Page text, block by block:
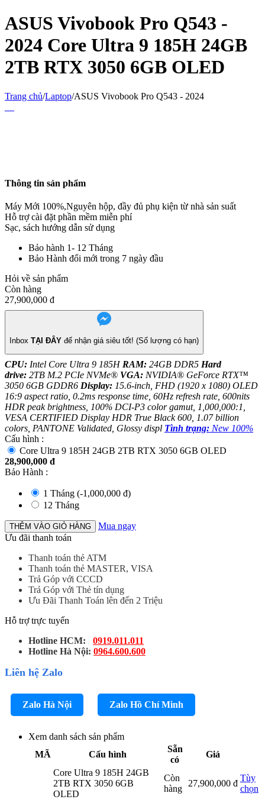
ASUS Vivobook Pro Q543 -
2024 Core Ultra 9 185H 24GB
2TB RTX 3050 6GB OLED
Trang chủ/Laptop/ASUS Vivobook Pro Q543 - 2024
Thông tin sản phẩm
Máy Mới 100%,Nguyên hộp, đầy đủ phụ kiện từ nhà sản suất
Hỗ trợ cài đặt phần mềm miễn phí
Sạc, sách hướng dẫn sử dụng
Bảo hành 1- 12 Tháng
Bảo Hành đổi mới trong 7 ngày đầu
Hỏi về sản phẩm
Còn hàng
27,900,000 đ
Inbox TẠI ĐÂY để nhận giá siêu tốt! (Số lượng có hạn)
CPU: Intel Core Ultra 9 185H RAM: 24GB DDR5 Hard
drive: 2TB M.2 PCIe NVMe® VGA: NVIDIA® GeForce RTX™
3050 6GB GDDR6 Display: 15.6-inch, FHD (1920 x 1080) OLED
16:9 aspect ratio, 0.2ms response time, 60Hz refresh rate, 600nits
HDR peak brightness, 100% DCI-P3 color gamut, 1,000,000:1,
VESA CERTIFIED Display HDR True Black 600, 1.07 billion
colors, PANTONE Validated, Glossy displ Tình trạng: New 100%
Cấu hình :
Core Ultra 9 185H 24GB 2TB RTX 3050 6GB OLED
28,900,000 đ
Bảo Hành :
1 Tháng (-1,000,000 đ)
12 Tháng
THÊM VÀO GIỎ HÀNG
Mua ngay
Ưu đãi thanh toán
Thanh toán thẻ ATM
Thanh toán thẻ MASTER, VISA
Trả Góp với CCCD
Trả Góp với Thẻ tín dụng
Ưu Đãi Thanh Toán lên đến 2 Triệu
Hỗ trợ trực tuyến
Hotline HCM: 0919.011.011
Hotline Hà Nội: 0964.600.600
Liên hệ Zalo
Zalo Hà Nội Zalo Hồ Chí Minh
Xem danh sách sản phẩm
MÃ
Cấu hình
Sẵn
có
Giá
Core Ultra 9 185H 24GB
2TB RTX 3050 6GB
OLED
Còn
hàng
27,900,000 đ
Tùy
chọn